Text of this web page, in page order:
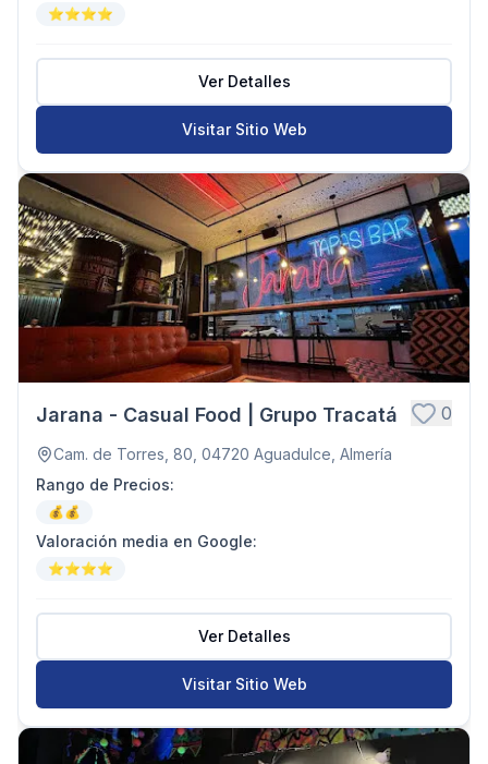
⭐⭐⭐⭐
Ver Detalles
Visitar Sitio Web
Jarana - Casual Food | Grupo Tracatá 0
Cam. de Torres, 80, 04720 Aguadulce, Almería
Rango de Precios:
💰💰
Valoración media en Google:
⭐⭐⭐⭐
Ver Detalles
Visitar Sitio Web